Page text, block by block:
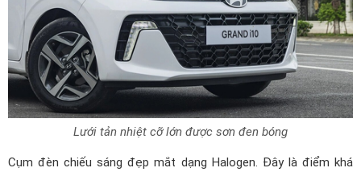
Lưới tản nhiệt cỡ lớn được sơn đen bóng
Cụm đèn chiếu sáng đẹp mắt dạng Halogen. Đây là điểm khá